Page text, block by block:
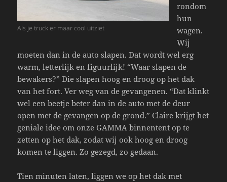
Als je truck er maar cool uitziet
rondom
hun
wagen.
Wij
moeten dan in de auto slapen. Dat wordt wel erg
warm, letterlijk en figuurlijk! “Waar slapen de
bewakers?” Die slapen hoog en droog op het dak
van het fort. Ver weg van de gevangenen. “Dat klinkt
wel een beetje beter dan in de auto met de deur
open met de gevangen op de grond.” Claire krijgt het
geniale idee om onze GAMMA binnentent op te
zetten op het dak, zodat wij ook hoog en droog
komen te liggen. Zo gezegd, zo gedaan.
Tien minuten laten, liggen we op het dak met